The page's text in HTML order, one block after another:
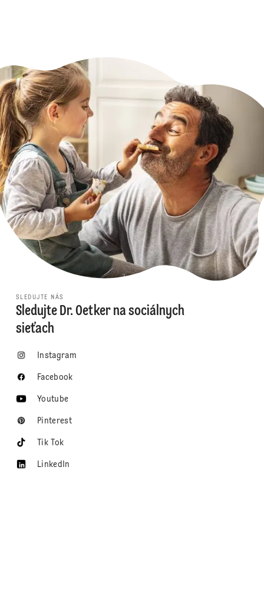
SLEDUJTE NÁS
Sledujte Dr. Oetker na sociálnych
sieťach
Instagram
Facebook
Youtube
Pinterest
Tik Tok
LinkedIn